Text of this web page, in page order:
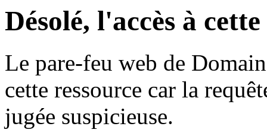
Désolé, l'accès à
Le pare-feu web de
cette ressource car la
jugée suspicieuse.